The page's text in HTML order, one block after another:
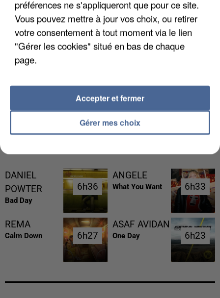
L’UN DES FONDATEURS SUPPOSÉS DE LA DZ
MAFIA INTERPELLÉ EN ALGÉRIE
DANIEL
POWTER
Bad Day
6h36
6h36
ANGELE
What You Want 6h33
6h33
REMA
Calm Down 6h27
6h27
ASAF AVIDAN
One Day 6h23
6h23
préférences ne s'appliqueront que pour ce site.
Vous pouvez mettre à jour vos choix, ou retirer
votre consentement à tout moment via le lien
"Gérer les cookies" situé en bas de chaque
page.
Gérer mes choix
Accepter et fermer